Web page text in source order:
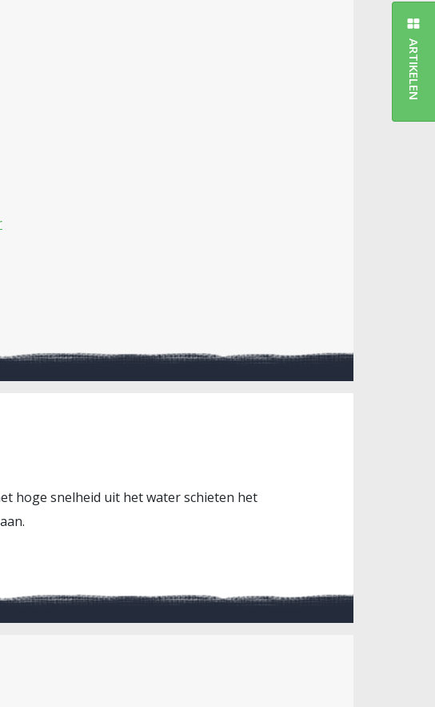
hoge snelheid uit het water schieten het
ARTIKELEN